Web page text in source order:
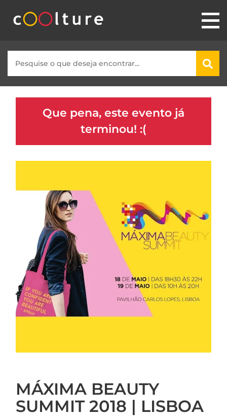
Que pena, este evento já
terminou! :(
MÁXIMA BEAUTY
SUMMIT 2018 | LISBOA